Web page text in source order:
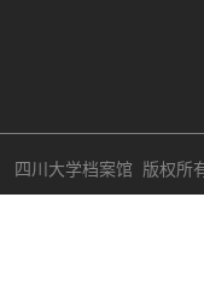
四川大学档案馆 版权所